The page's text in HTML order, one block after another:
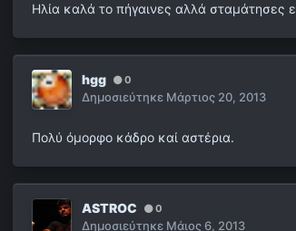
Ηλία καλά το πήγαινες αλλά σταμάτησες
hgg 0
Δημοσιεύτηκε Μάρτιος 20, 2013
Πολύ όμορφο κάδρο καί αστέρια.
ASTROC 0
Δημοσιεύτηκε Μάιος 6, 2013